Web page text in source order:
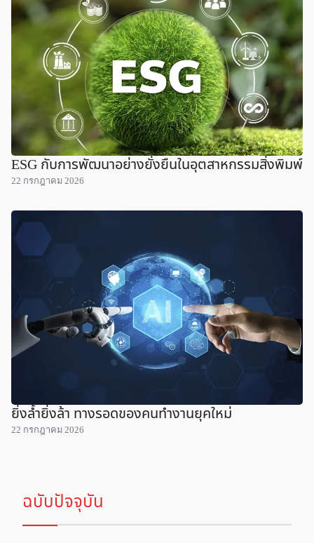
ESG กับการพัฒนาอย่างยั่งยืนในอุตสาหกรรมสิ่งพิมพ์
22 กรกฎาคม 2026
ยิ่งล้ำยิ่งล้า ทางรอดของคนทำงานยุคใหม่
22 กรกฎาคม 2026
ฉบับปัจจุบัน